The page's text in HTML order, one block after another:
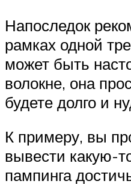
Напоследок
рамках одной
может быть
волокне, она
будете долго и
К примеру, вы
вывести какую-
пампинга